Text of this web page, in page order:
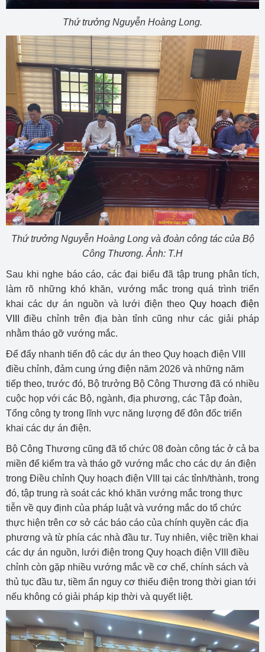
Thứ trưởng Nguyễn Hoàng Long.
Thứ trưởng Nguyễn Hoàng Long và đoàn công tác của Bộ
Công Thương. Ảnh: T.H
Sau khi nghe báo cáo, các đại biểu đã tập trung phân tích,
làm rõ những khó khăn, vướng mắc trong quá trình triển
khai các dự án nguồn và lưới điện theo Quy hoạch điện
VIII
điều chỉnh trên địa bàn tỉnh cũng như các giải pháp
nhằm tháo gỡ vướng mắc.
Để đẩy nhanh tiến độ các dự án theo Quy hoạch điện VIII
điều chỉnh, đảm cung ứng điện năm 2026 và những năm
tiếp theo, trước đó, Bộ trưởng Bộ Công Thương đã có nhiều
cuộc họp với các Bộ, ngành, địa phương, các Tập đoàn,
Tổng công ty trong lĩnh vực năng lượng để đôn đốc triển
khai các dự án điện.
Bộ Công Thương cũng đã tổ chức 08 đoàn công tác ở cả ba
miền để kiểm tra và tháo gỡ vướng mắc cho các dự án điện
trong Điều chỉnh Quy hoạch điện VIII tại các tỉnh/thành, trong
đó, tập trung rà soát các khó khăn vướng mắc trong thực
tiễn về quy định của pháp luật và vướng mắc do tổ chức
thực hiện trên cơ sở các báo cáo của chính quyền các địa
phương và từ phía các nhà đầu tư. Tuy nhiên, việc triền khai
các dự án nguồn, lưới điện trong Quy hoạch điện VIII điều
chỉnh còn gặp nhiều vướng mắc về cơ chế, chính sách và
thủ tục đầu tư, tiềm ẩn nguy cơ thiếu điện trong thời gian tới
nếu không có giải pháp kịp thời và quyết liệt.